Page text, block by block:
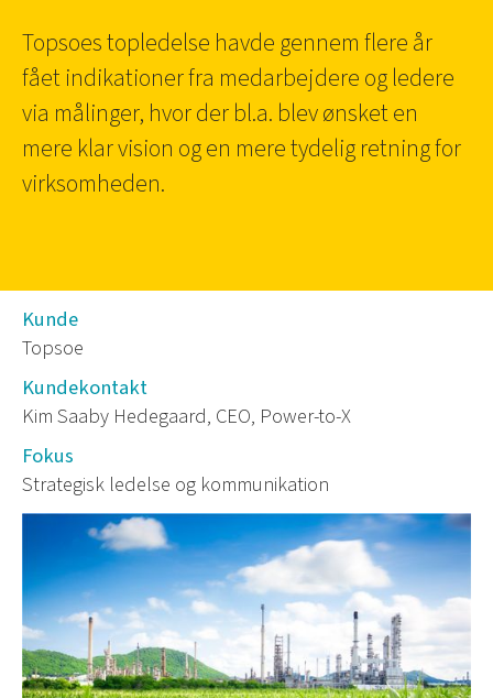
Topsoes topledelse havde gennem flere år
fået indikationer fra medarbejdere og ledere
via målinger, hvor der bl.a. blev ønsket en
mere klar vision og en mere tydelig retning for
virksomheden.
Kunde
Topsoe
Kundekontakt
Kim Saaby Hedegaard, CEO, Power-to-X
Fokus
Strategisk ledelse og kommunikation